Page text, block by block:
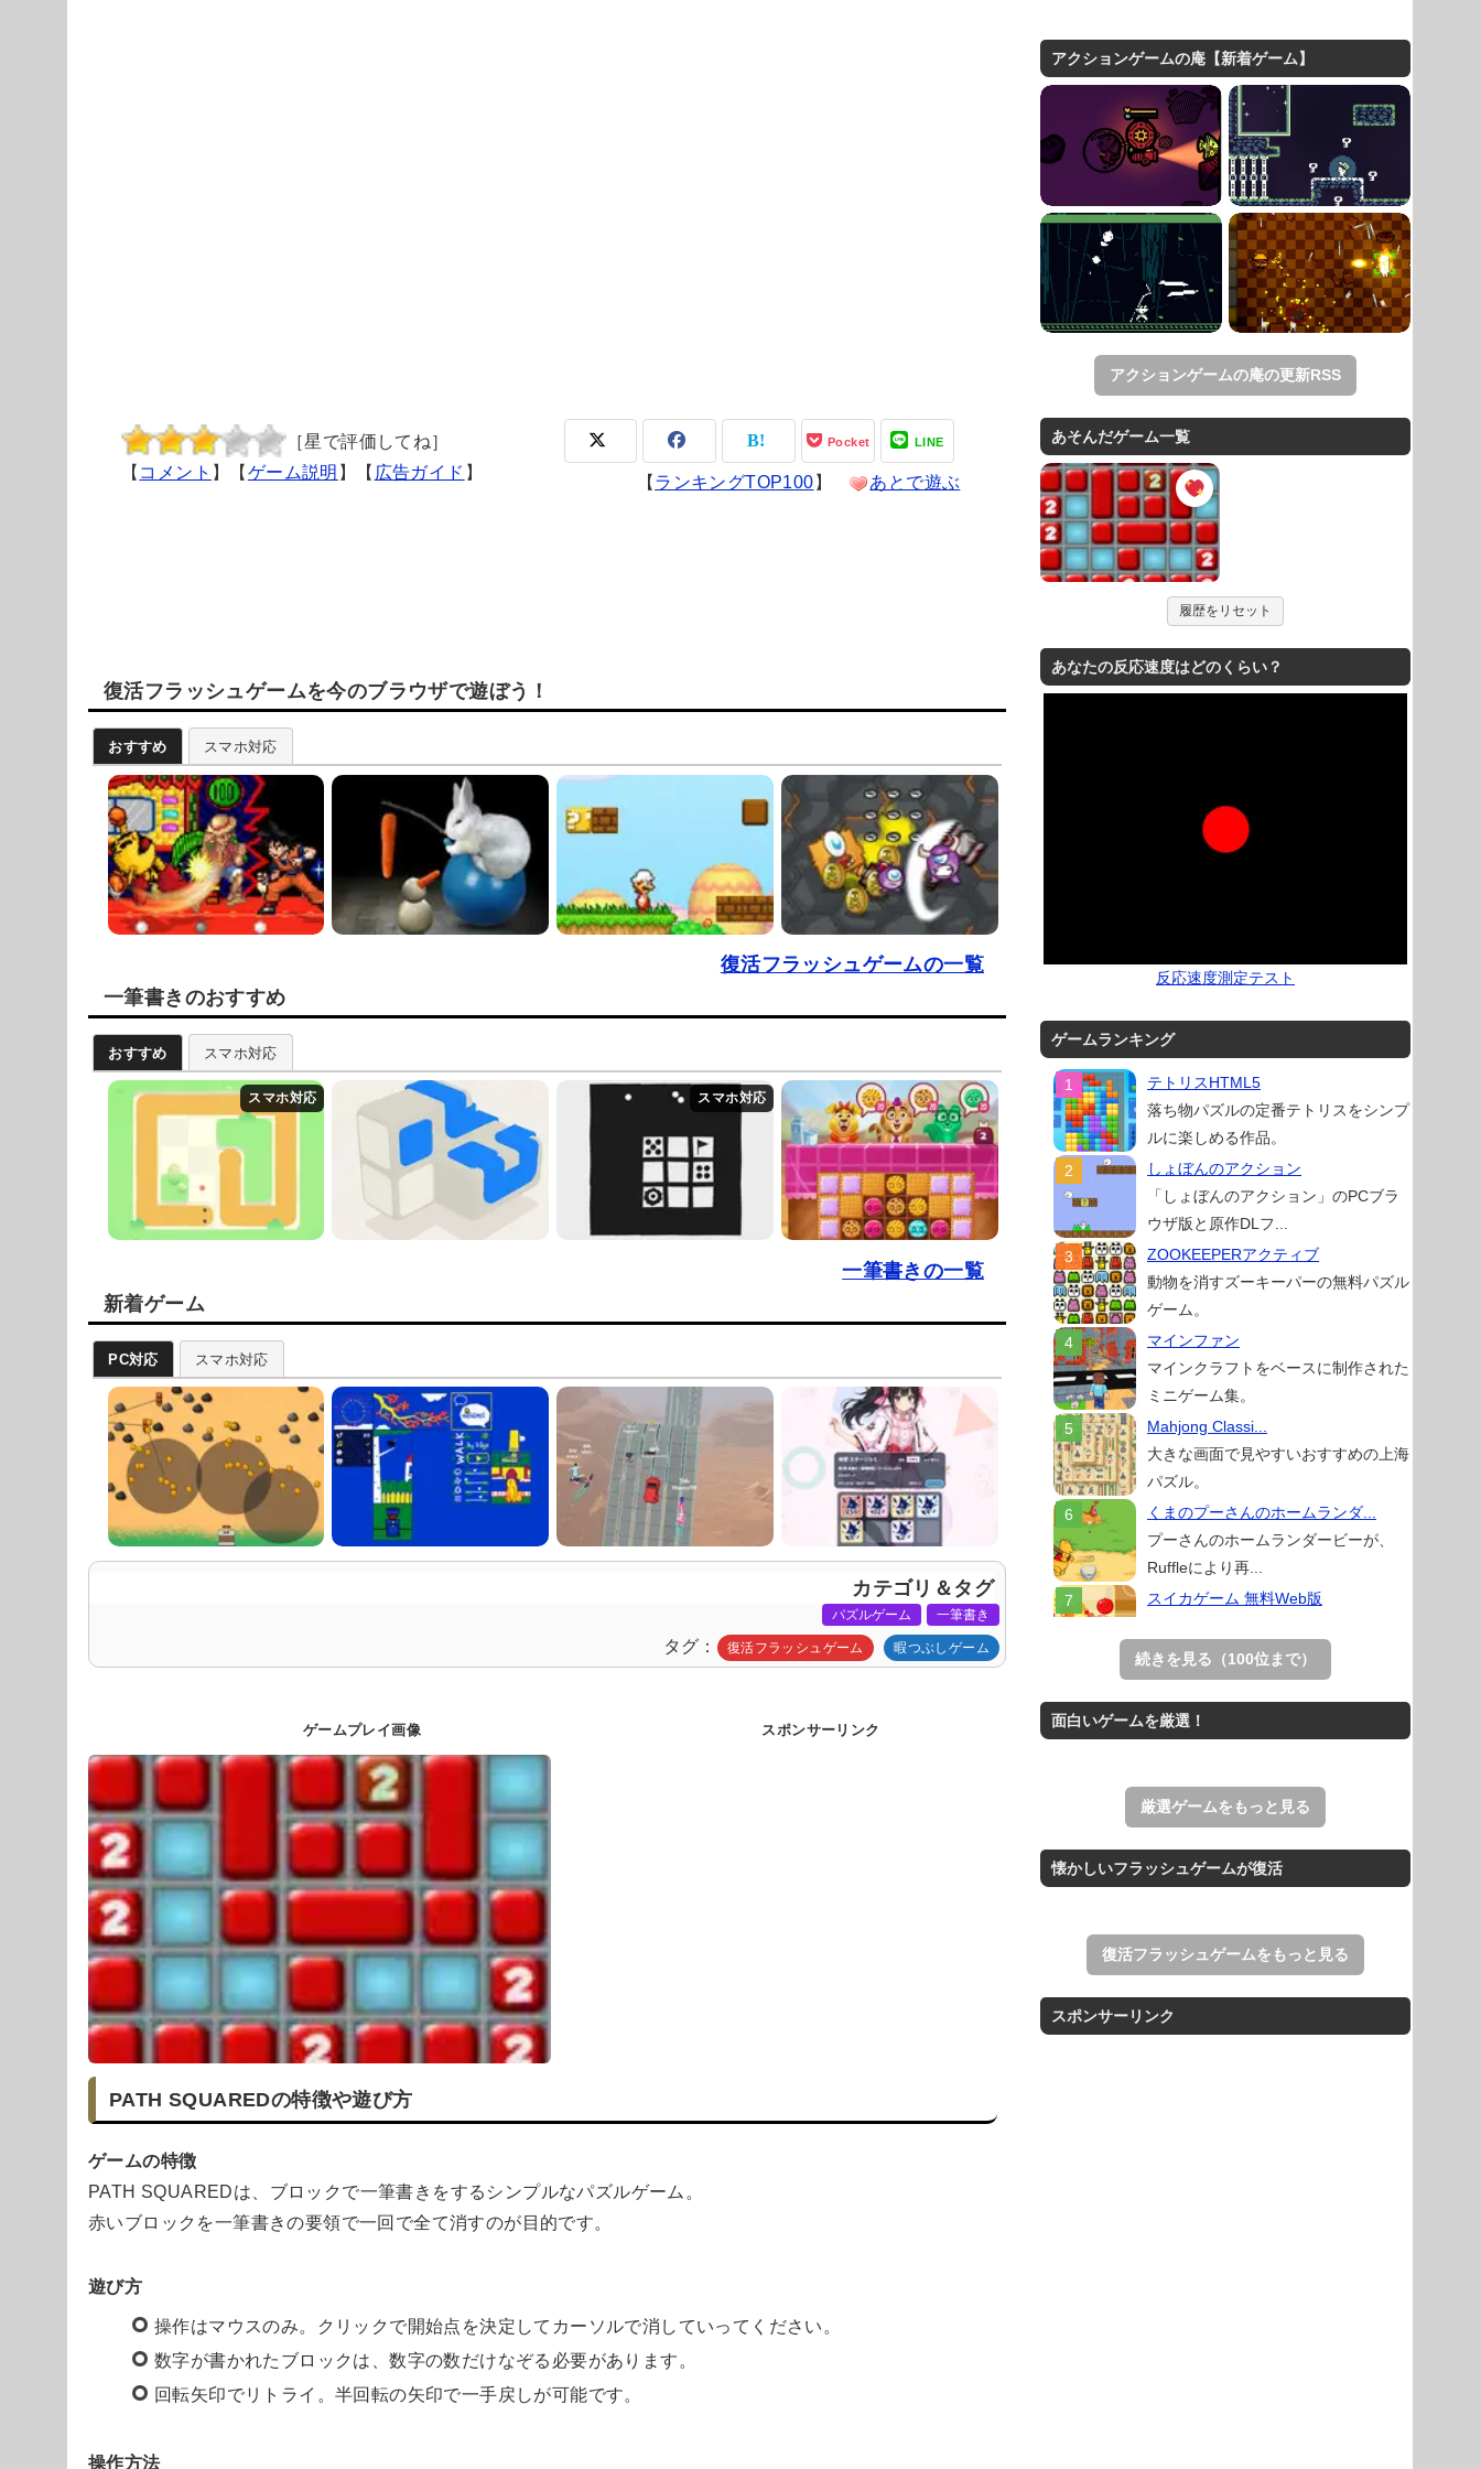
［星で評価してね］
【 コメント 】【 ゲーム説明 】【 広告ガイド 】
Pocket LINE
【 ランキングTOP100 】 あとで遊ぶ
復活フラッシュゲームを今のブラウザで遊ぼう！
おすすめ スマホ対応
復活フラッシュゲームの一覧
一筆書きのおすすめ
おすすめ スマホ対応
一筆書きの一覧
新着ゲーム
PC対応 スマホ対応
カテゴリ＆タグ
パズルゲーム 一筆書き
タグ 復活フラッシュゲーム 暇つぶしゲーム
ゲームプレイ画像 スポンサーリンク
PATH SQUAREDの特徴や遊び方
ゲームの特徴
PATH SQUAREDは、ブロックで一筆書きをするシンプルなパズルゲーム。
赤いブロックを一筆書きの要領で一回で全て消すのが目的です。
遊び方
操作はマウスのみ。クリックで開始点を決定してカーソルで消していってください。
数字が書かれたブロックは、数字の数だけなぞる必要があります。
回転矢印でリトライ。半回転の矢印で一手戻しが可能です。
操作方法
アクションゲームの庵【新着ゲーム】
アクションゲームの庵の更新RSS
あそんだゲーム一覧
履歴をリセット
あなたの反応速度はどのくらい？
反応速度測定テスト
ゲームランキング
テトリスHTML5
落ち物パズルの定番テトリスをシンプ
ルに楽しめる作品。
しょぼんのアクション
「しょぼんのアクション」のPCブラ
ウザ版と原作DLフ...
ZOOKEEPERアクティブ
動物を消すズーキーパーの無料パズル
ゲーム。
マインファン
マインクラフトをベースに制作された
ミニゲーム集。
Mahjong Classi...
大きな画面で見やすいおすすめの上海
パズル。
くまのプーさんのホームランダ...
プーさんのホームランダービーが、
Ruffleにより再...
スイカゲーム 無料Web版
無料Web版。
アローアウト
すべての矢印を画面外へ導くパズルゲ
ーム。
ホールを巨大に育成する落とし穴ゲー
ム。
THE MERGEST KI...
王国を構築していく放置系のシミュレ
続きを見る（100位まで）
面白いゲームを厳選！
厳選ゲームをもっと見る
懐かしいフラッシュゲームが復活
復活フラッシュゲームをもっと見る
スポンサーリンク